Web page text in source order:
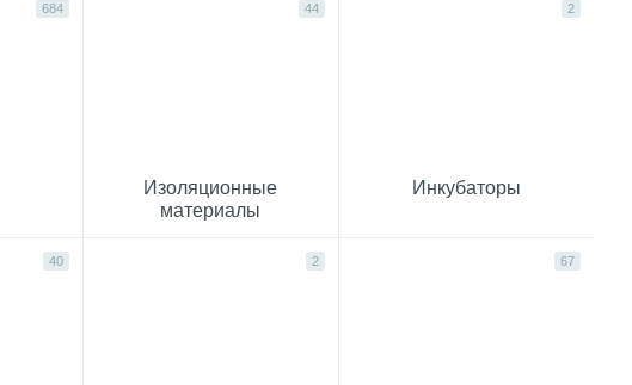
684 44
Изоляционные
материалы
2
Инкубаторы
40 2 67